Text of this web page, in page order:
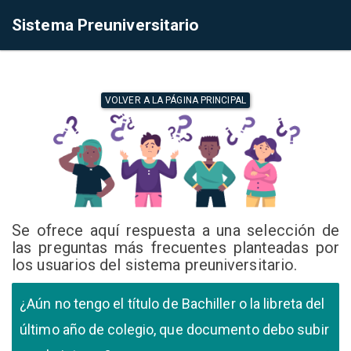
Sistema Preuniversitario
VOLVER A LA PÁGINA PRINCIPAL
Se ofrece aquí respuesta a una selección de
las preguntas más frecuentes planteadas por
los usuarios del sistema preuniversitario.
¿Aún no tengo el título de Bachiller o la libreta del
último año de colegio, que documento debo subir